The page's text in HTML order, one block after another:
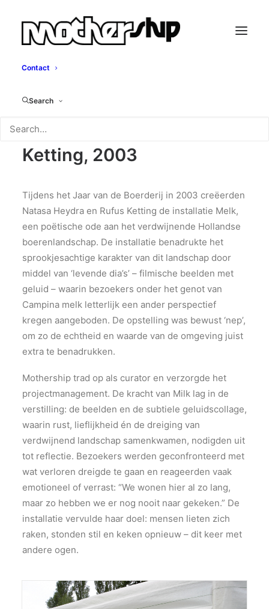
Contact
Search
Melk
Natasa Heydra & Rufus
Ketting, 2003
Tijdens het Jaar van de Boerderij in 2003 creëerden
Natasa Heydra en Rufus Ketting de installatie Melk,
een poëtische ode aan het verdwijnende Hollandse
boerenlandschap. De installatie benadrukte het
sprookjesachtige karakter van dit landschap door
middel van ‘levende dia’s’ – filmische beelden met
geluid – waarin bezoekers onder het genot van
Campina melk letterlijk een ander perspectief
kregen aangeboden. De opstelling was bewust ‘nep’,
om zo de echtheid en waarde van de omgeving juist
extra te benadrukken.
Mothership trad op als curator en verzorgde het
projectmanagement. De kracht van Milk lag in de
verstilling: de beelden en de subtiele geluidscollage,
waarin rust, lieflijkheid én de dreiging van
verdwijnend landschap samenkwamen, nodigden uit
tot reflectie. Bezoekers werden geconfronteerd met
wat verloren dreigde te gaan en reageerden vaak
emotioneel of verrast: “We wonen hier al zo lang,
maar zo hebben we er nog nooit naar gekeken.” De
installatie vervulde haar doel: mensen lieten zich
raken, stonden stil en keken opnieuw – dit keer met
andere ogen.